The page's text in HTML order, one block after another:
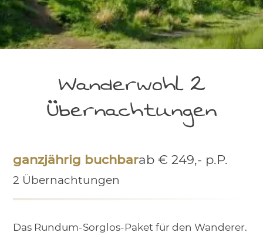
Wanderwohl 2
Übernachtungen
ganzjährig buchbarab € 249,- p.P.
2 Übernachtungen
Das Rundum-Sorglos-Paket für den Wanderer.